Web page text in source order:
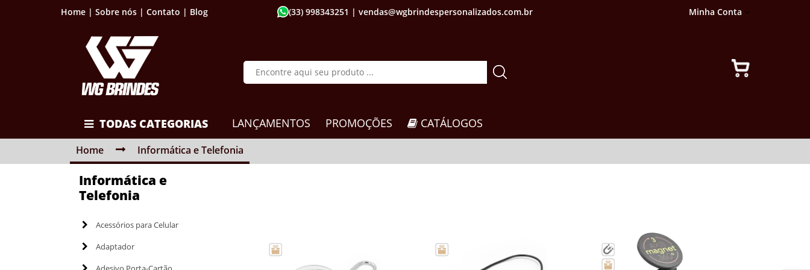
Home | Sobre nós | Contato | Blog (33) 998343251 | vendas@wgbrindespersonalizados.com.br Minha Conta
TODAS CATEGORIAS LANÇAMENTOS PROMOÇÕES CATÁLOGOS
Home Informática e Telefonia
Informática e
Telefonia
Acessórios para Celular
Adaptador